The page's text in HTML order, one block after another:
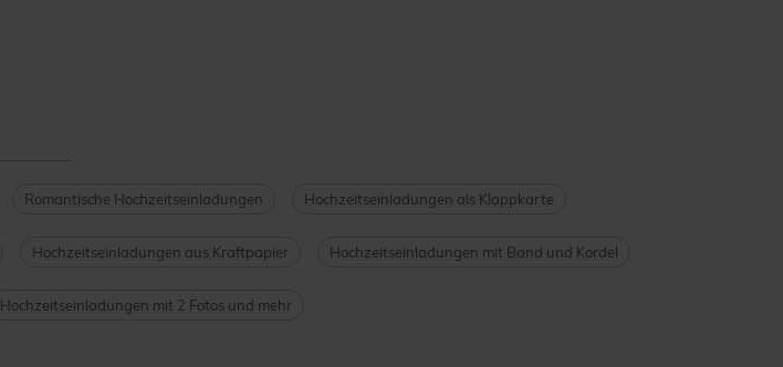
Romantische Hochzeitseinladungen Hochzeitseinladungen als Klappkarte
Hochzeitseinladungen aus Kraftpapier Hochzeitseinladungen mit Band und Kordel
Hochzeitseinladungen mit 2 Fotos und mehr